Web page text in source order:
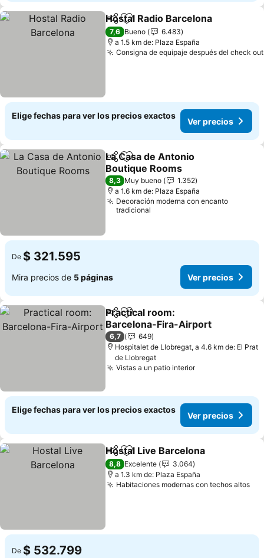
CompartirAgregar a favoritos
Hostal Radio Barcelona
7,6 Bueno
6.483
a 1.5 km de: Plaza España
Consigna de equipaje después del check out
Elige fechas para ver los precios exactos
Ver precios
CompartirAgregar a favoritos
La Casa de Antonio
Boutique Rooms
Ver precios
8,3 Muy bueno
1.352
a 1.6 km de: Plaza España
Decoración moderna con encanto
tradicional
De $ 321.595
Mira precios de 5 páginas Ver precios
CompartirAgregar a favoritos
Practical room:
Barcelona-Fira-Airport
Ver precios
6,7
649
Hospitalet de Llobregat, a 4.6 km de: El Prat
de Llobregat
Vistas a un patio interiorVer precios
Elige fechas para ver los precios exactos
Ver precios
CompartirAgregar a favoritos
Hostal Live Barcelona
8,8 Excelente
3.064
a 1.3 km de: Plaza España
Habitaciones modernas con techos altos
De $ 532.799